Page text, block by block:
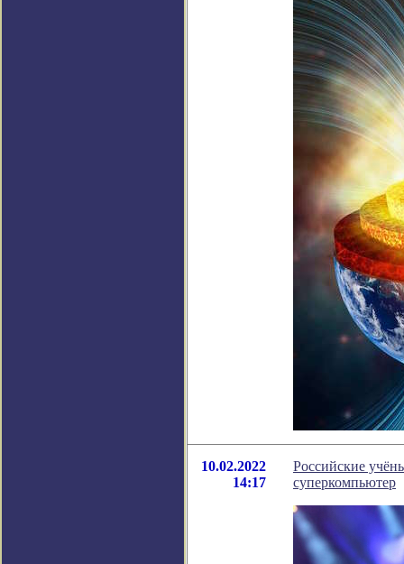
10.02.2022
14:17
Российские
суперкомпьютер